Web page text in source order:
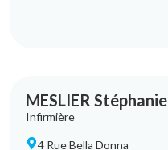
MESLIER Stéphanie
Infirmière
4 Rue Bella Donna